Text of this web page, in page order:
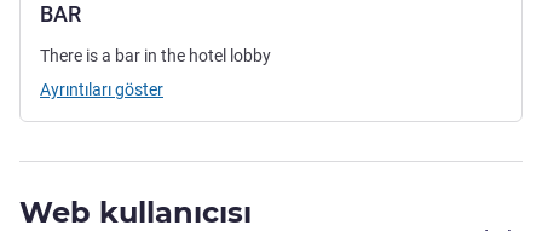
BAR
There is a bar in the hotel lobby
Ayrıntıları göster
Web kullanıcısı